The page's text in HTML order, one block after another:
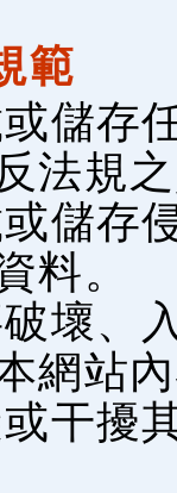
範
儲存
法規
儲存
料。
壞、
網站
干擾